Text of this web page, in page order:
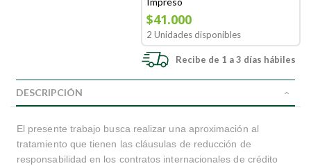
$41.000
2 Unidades disponibles
Recibe de 1 a 3 días hábiles
DESCRIPCIÓN
El presente trabajo busca realizar una aproximación al
tratamiento que tienen las cláusulas de reducción de
responsabilidad en los contratos internacionales de crédito